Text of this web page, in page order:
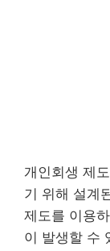
개인회생 제
기 위해 설계
제도를 이용
이 발생할 수